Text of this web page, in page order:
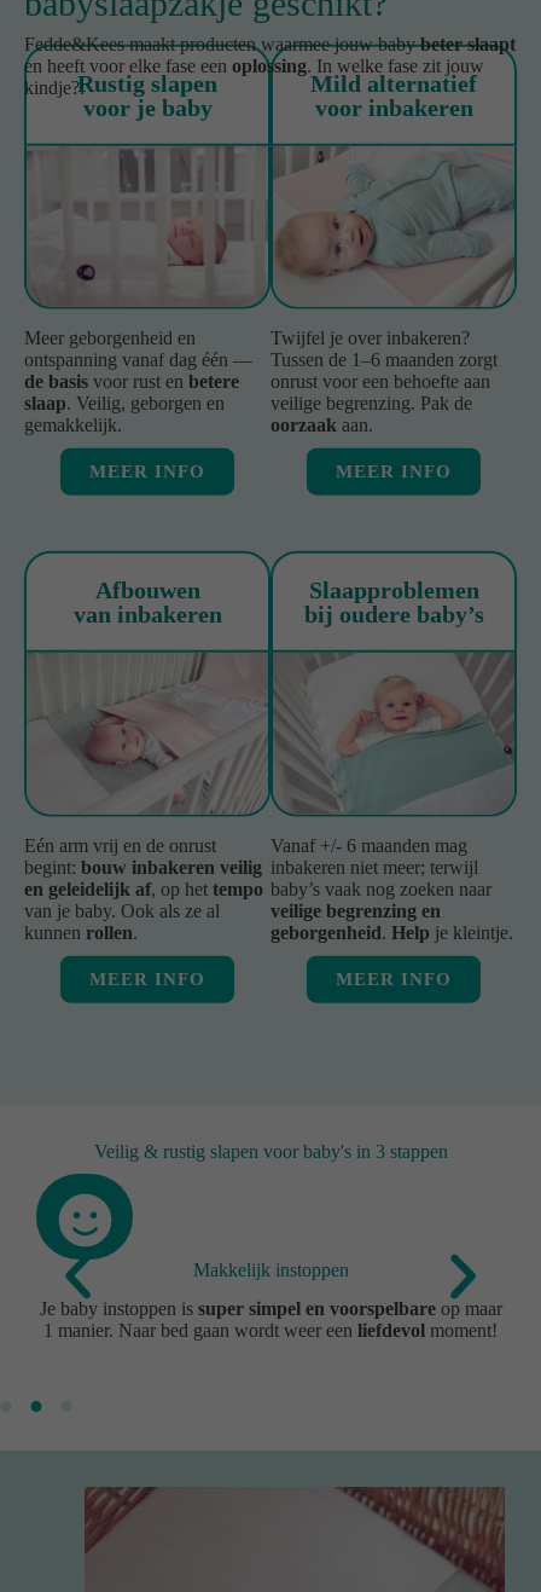
Fedde&Kees maakt producten waarmee jouw babybeter slaapt
en heeft voor elke fase een oplossing. In welke fase zit jouw
kindje?:Rustig slapen
voor je baby
Meer geborgenheid en
ontspanning vanaf dag één —
de basis voor rust en betere
slaap. Veilig, geborgen en
gemakkelijk.
MEER INFO
Mild alternatief
voor inbakeren
Twijfel je over inbakeren?
Tussen de 1–6 maanden zorgt
onrust voor een behoefte aan
veilige begrenzing. Pak de
oorzaak aan.
MEER INFO
Afbouwen
van inbakeren
Eén arm vrij en de onrust
begint: bouw inbakeren veilig
en geleidelijk af, op het tempo
van je baby. Ook als ze al
kunnen rollen
MEER INFO
Slaapproblemen
bij oudere baby’s
Vanaf +/- 6 maanden mag
inbakeren niet meer; terwijl
baby’s vaak nog zoeken naar
veilige begrenzing en
geborgenheid Help je kleintje.
MEER INFO
Veilig & rustig slapen voor baby's in 3 stappen
Makkelijk instoppen
Je baby instoppen is super simpel en voorspelbareop maar
1 manier. Naar bed gaan wordt weer een liefdevol moment!